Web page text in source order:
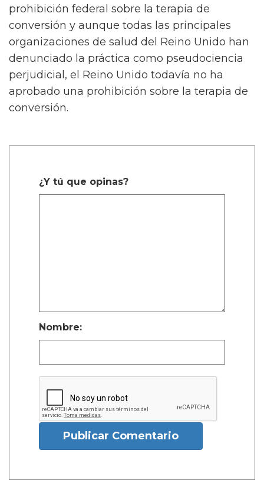
prohibición federal sobre la terapia de
conversión y aunque todas las principales
organizaciones de salud del Reino Unido han
denunciado la práctica como pseudociencia
perjudicial, el Reino Unido todavía no ha
aprobado una prohibición sobre la terapia de
conversión.
¿Y tú que opinas?
Nombre:
Publicar Comentario